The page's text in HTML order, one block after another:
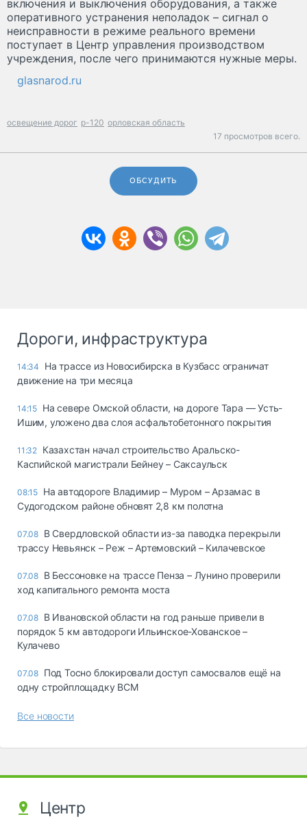
включения и выключения оборудования, а также
оперативного устранения неполадок – сигнал о
неисправности в режиме реального времени
поступает в Центр управления производством
учреждения, после чего принимаются нужные меры.
glasnarod.ru
освещение дорог р-120 орловская область
17 просмотров всего.
ОБСУДИТЬ
Дороги, инфраструктура
14:34
На трассе из Новосибирска в Кузбасс ограничат
движение на три месяца
14:15 На севере Омской области, на дороге Тара — Усть-
Ишим, уложено два слоя асфальтобетонного покрытия
11:32 Казахстан начал строительство Аральско-
Каспийской магистрали Бейнеу – Саксаульск
08:15 На автодороге Владимир – Муром – Арзамас в
Судогодском районе обновят 2,8 км полотна
07.08 В Свердловской области из-за паводка перекрыли
трассу Невьянск – Реж – Артемовский – Килачевское
07.08 В Бессоновке на трассе Пенза – Лунино проверили
ход капитального ремонта моста
07.08 В Ивановской области на год раньше привели в
порядок 5 км автодороги Ильинское-Хованское –
Кулачево
07.08 Под Тосно блокировали доступ самосвалов ещё на
одну стройплощадку ВСМ
Все новости
Центр